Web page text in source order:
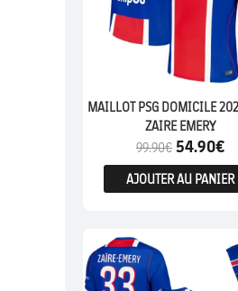
MAILLOT PSG DOMICILE
ZAIRE EMERY
99.90€ 54.90€
AJOUTER AU PANIER